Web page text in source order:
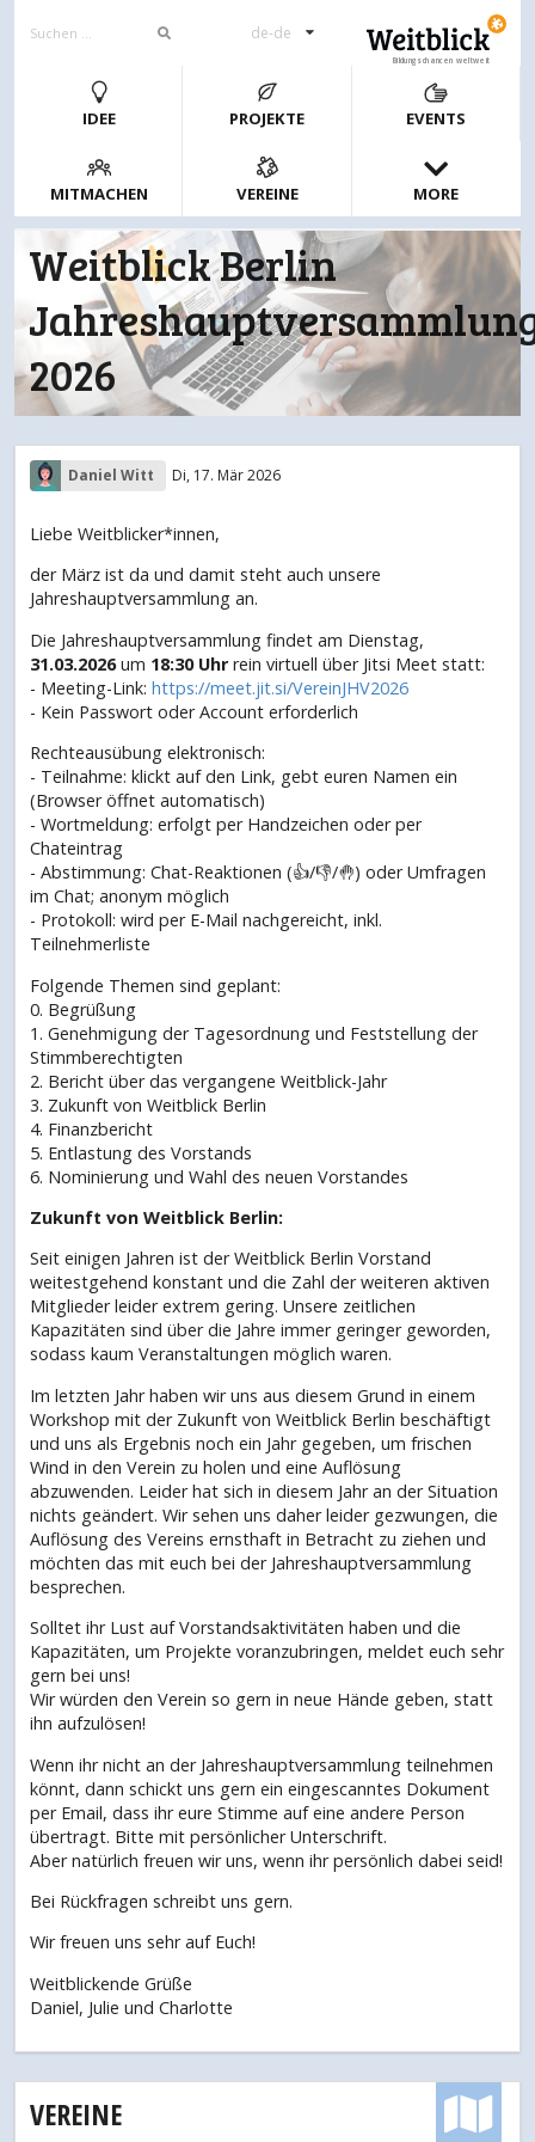
de-de
Bildungschancen weltweit
IDEE PROJEKTE EVENTS
MITMACHEN VEREINE MORE
Weitblick Berlin
2026
Daniel Witt Di, 17. Mär 2026
Liebe Weitblicker*innen,
der März ist da und damit steht auch unsere
Jahreshauptversammlung an.
Die Jahreshauptversammlung findet am Dienstag,
31.03.2026um 18:30 Uhrrein virtuell über Jitsi Meet statt:
- Meeting-Link: https://meet.jit.si/VereinJHV2026
- Kein Passwort oder Account erforderlich
Rechteausübung elektronisch:
- Teilnahme: klickt auf den Link, gebt euren Namen ein
(Browser öffnet automatisch)
- Wortmeldung: erfolgt per Handzeichen oder per
Chateintrag
- Abstimmung: Chat-Reaktionen (👍/👎/🤚) oder Umfragen
im Chat; anonym möglich
- Protokoll: wird per E-Mail nachgereicht, inkl.
Teilnehmerliste
Folgende Themen sind geplant:
0. Begrüßung
1. Genehmigung der Tagesordnung und Feststellung der
Stimmberechtigten
2. Bericht über das vergangene Weitblick-Jahr
3. Zukunft von Weitblick Berlin
4. Finanzbericht
5. Entlastung des Vorstands
6. Nominierung und Wahl des neuen Vorstandes
Zukunft von Weitblick Berlin:
Seit einigen Jahren ist der Weitblick Berlin Vorstand
weitestgehend konstant und die Zahl der weiteren aktiven
Mitglieder leider extrem gering. Unsere zeitlichen
Kapazitäten sind über die Jahre immer geringer geworden,
sodass kaum Veranstaltungen möglich waren.
Im letzten Jahr haben wir uns aus diesem Grund in einem
Workshop mit der Zukunft von Weitblick Berlin beschäftigt
und uns als Ergebnis noch ein Jahr gegeben, um frischen
Wind in den Verein zu holen und eine Auflösung
abzuwenden. Leider hat sich in diesem Jahr an der Situation
nichts geändert. Wir sehen uns daher leider gezwungen, die
Auflösung des Vereins ernsthaft in Betracht zu ziehen und
möchten das mit euch bei der Jahreshauptversammlung
besprechen.
Solltet ihr Lust auf Vorstandsaktivitäten haben und die
Kapazitäten, um Projekte voranzubringen, meldet euch sehr
gern bei uns!
Wir würden den Verein so gern in neue Hände geben, statt
ihn aufzulösen!
Wenn ihr nicht an der Jahreshauptversammlung teilnehmen
könnt, dann schickt uns gern ein eingescanntes Dokument
per Email, dass ihr eure Stimme auf eine andere Person
übertragt. Bitte mit persönlicher Unterschrift.
Aber natürlich freuen wir uns, wenn ihr persönlich dabei seid!
Bei Rückfragen schreibt uns gern.
Wir freuen uns sehr auf Euch!
Weitblickende Grüße
Daniel, Julie und Charlotte
VEREINE